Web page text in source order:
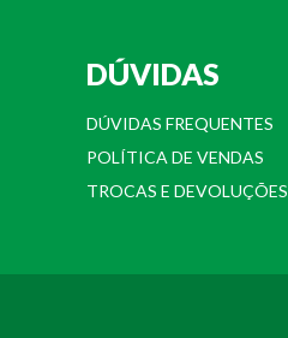
DÚVIDAS
DÚVIDAS FREQUENTES
POLÍTICA DE VENDAS
TROCAS E DEVOLUÇÕES